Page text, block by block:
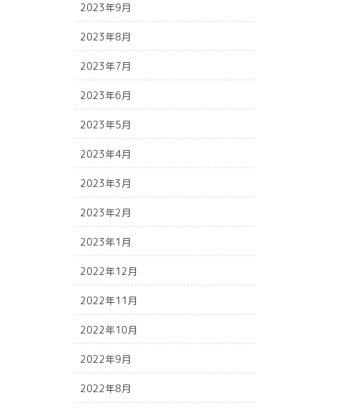
2023年9月
2023年8月
2023年7月
2023年6月
2023年5月
2023年4月
2023年3月
2023年2月
2023年1月
2022年12月
2022年11月
2022年10月
2022年9月
2022年8月